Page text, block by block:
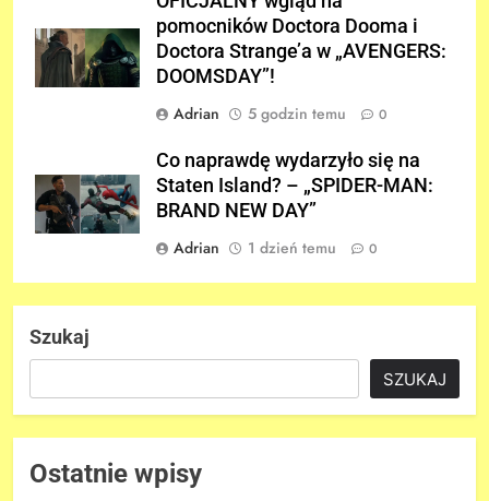
pomocników Doctora Dooma i
Doctora Strange’a w „AVENGERS:
DOOMSDAY”!
Adrian
5 godzin temu 0
Co naprawdę wydarzyło się na
Staten Island? – „SPIDER-MAN:
BRAND NEW DAY”
Adrian
1 dzień temu 0
Szukaj
SZUKAJ
Ostatnie wpisy